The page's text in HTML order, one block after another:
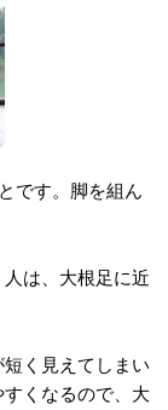
です。脚を組ん
は、大根足に近
く見えてしまい
くなるので、大